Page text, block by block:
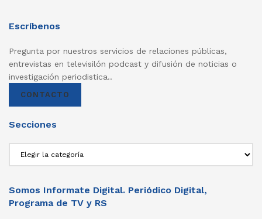
Escríbenos
Pregunta por nuestros servicios de relaciones públicas,
entrevistas en televisilón podcast y difusión de noticias o
investigación periodistica..
CONTACTO
Secciones
Somos Informate Digital. Periódico Digital,
Programa de TV y RS